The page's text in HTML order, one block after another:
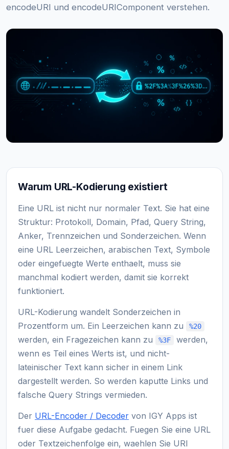
encodeURI und encodeURIComponent verstehen.
Warum URL-Kodierung existiert
Eine URL ist nicht nur normaler Text. Sie hat eine
Struktur: Protokoll, Domain, Pfad, Query String,
Anker, Trennzeichen und Sonderzeichen. Wenn
eine URL Leerzeichen, arabischen Text, Symbole
oder eingefuegte Werte enthaelt, muss sie
manchmal kodiert werden, damit sie korrekt
funktioniert.
URL-Kodierung wandelt Sonderzeichen in
Prozentform um. Ein Leerzeichen kann zu
%20
werden, ein Fragezeichen kann zu %3F
werden,
wenn es Teil eines Werts ist, und nicht-
lateinischer Text kann sicher in einem Link
dargestellt werden. So werden kaputte Links und
falsche Query Strings vermieden.
Der URL-Encoder / Decoder von IGY Apps ist
fuer diese Aufgabe gedacht. Fuegen Sie eine URL
oder Textzeichenfolge ein, waehlen Sie URI